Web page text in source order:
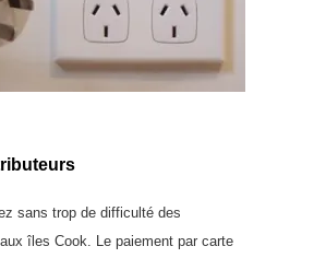
sans trop de difficulté des
îles Cook. Le paiement par carte